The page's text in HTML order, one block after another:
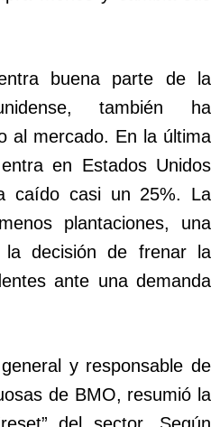
buena parte de la
también ha
al mercado. En la última
en Estados Unidos
caído casi un 25%. La
plantaciones, una
decisión de frenar la
ante una demanda
y responsable de
de BMO, resumió la